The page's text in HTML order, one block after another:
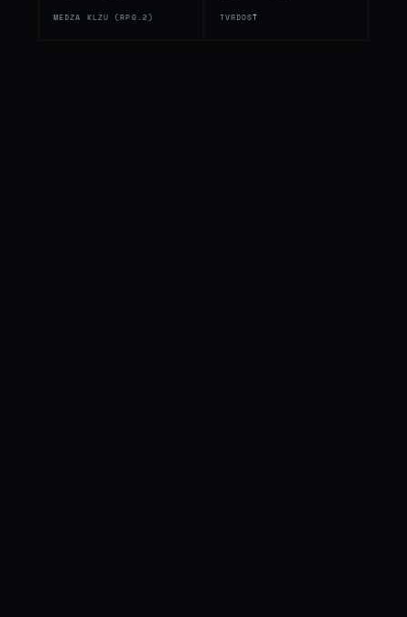
MEDZA KLZU (RP0.2) TVRDOSŤ